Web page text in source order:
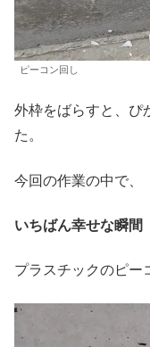
ピーコン回し
外枠をばらすと、ぴ
た。
今回の作業の中で、
いちばん幸せな瞬間
プラスチックのピー